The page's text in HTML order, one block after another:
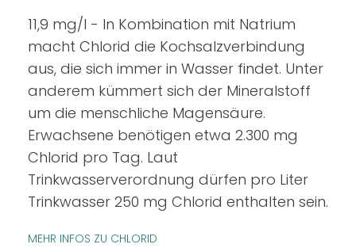
11,9 mg/l - In Kombination mit Natrium
macht Chlorid die Kochsalzverbindung
aus, die sich immer in Wasser findet. Unter
anderem kümmert sich der Mineralstoff
um die menschliche Magensäure.
Erwachsene benötigen etwa 2.300 mg
Chlorid pro Tag. Laut
Trinkwasserverordnung dürfen pro Liter
Trinkwasser 250 mg Chlorid enthalten sein.
MEHR INFOS ZU CHLORID